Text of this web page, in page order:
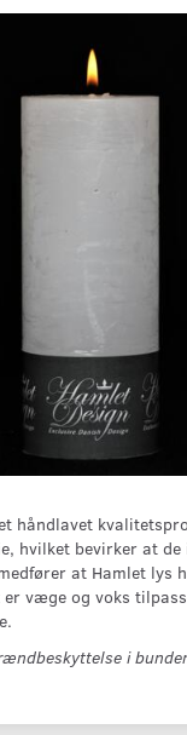
håndlavet
hvilket bevirker at
at Hamlet lys
væge og voks
i